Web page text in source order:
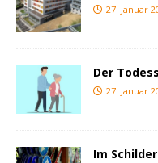
27. Januar
Der
27. Januar
Im